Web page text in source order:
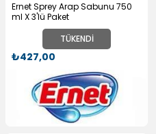
TÜKENDI
Ernet Sprey Arap Sabunu 750
ml X 3'lü Paket
₺427,00